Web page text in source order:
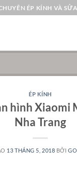
ÉP KÍNH VÀ
ÉP KÍNH
hình Xiaomi
Nha Trang
13 THÁNG 5, 2018 BỞI